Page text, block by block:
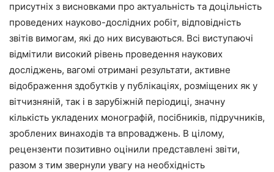
присутніх з висновками про актуальність та доцільність
проведених науково-дослідних робіт, відповідність
звітів вимогам, які до них висуваються. Всі виступаючі
відмітили високий рівень проведення наукових
досліджень, вагомі отримані результати, активне
відображення здобутків у публікаціях, розміщених як у
вітчизняній, так і в зарубіжній періодиці, значну
кількість укладених монографій, посібників, підручників,
зроблених винаходів та впроваджень. В цілому,
рецензенти позитивно оцінили представлені звіти,
разом з тим звернули увагу на необхідність